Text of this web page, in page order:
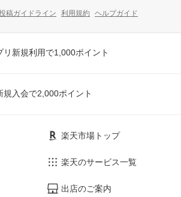
稿ガイドライン 利用規約 ヘルプガイド
リ新規利用で1,000ポイント
規入会で2,000ポイント
楽天市場トップ
楽天のサービス一覧
出店のご案内